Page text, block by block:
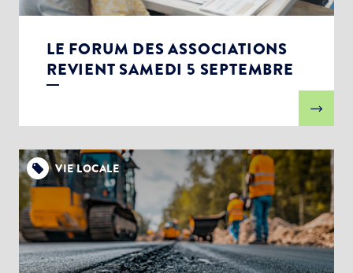
LE FORUM DES ASSOCIATIONS
REVIENT SAMEDI 5 SEPTEMBRE
VIE LOCALE